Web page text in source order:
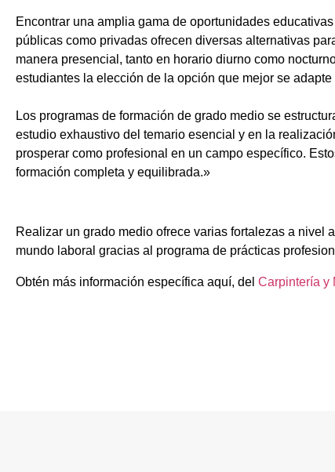
Encontrar una amplia gama de oportunidades
públicas como privadas ofrecen diversas alternativas
manera presencial, tanto en horario diurno como
estudiantes la elección de la opción que mejor se
Los programas de formación de grado medio se
estudio exhaustivo del temario esencial y en la
prosperar como profesional en un campo específico.
formación completa y equilibrada.»
Realizar un grado medio ofrece varias fortalezas a nivel
mundo laboral gracias al programa de prácticas
Obtén más información específica aquí, del Carpintería y